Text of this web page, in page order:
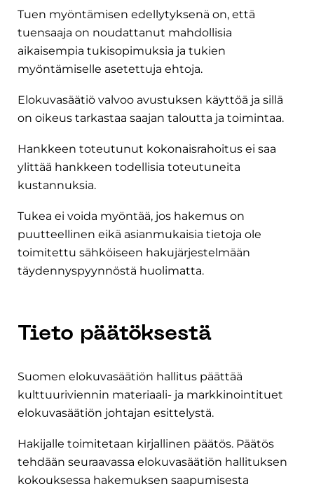
Tuen myöntämisen edellytyksenä on, että
tuensaaja on noudattanut mahdollisia
aikaisempia tukisopimuksia ja tukien
myöntämiselle asetettuja ehtoja.
Elokuvasäätiö valvoo avustuksen käyttöä ja sillä
on oikeus tarkastaa saajan taloutta ja toimintaa.
Hankkeen toteutunut kokonaisrahoitus ei saa
ylittää hankkeen todellisia toteutuneita
kustannuksia.
Tukea ei voida myöntää, jos hakemus on
puutteellinen eikä asianmukaisia tietoja ole
toimitettu sähköiseen hakujärjestelmään
täydennyspyynnöstä huolimatta.
Tieto päätöksestä
Suomen elokuvasäätiön hallitus päättää
kulttuuriviennin materiaali- ja markkinointituet
elokuvasäätiön johtajan esittelystä.
Hakijalle toimitetaan kirjallinen päätös. Päätös
tehdään seuraavassa elokuvasäätiön hallituksen
kokouksessa hakemuksen saapumisesta